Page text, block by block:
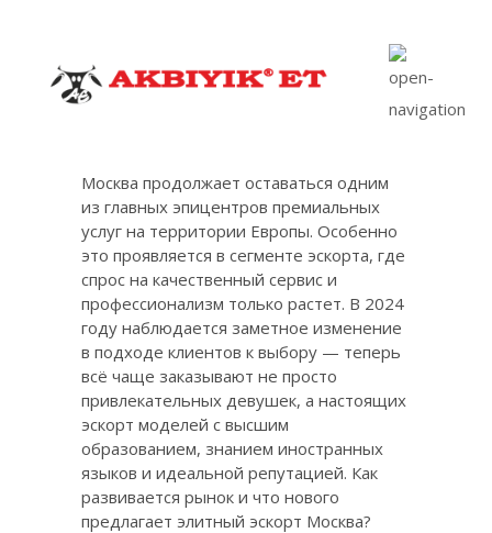
Москва продолжает оставаться одним
из главных эпицентров премиальных
услуг на территории Европы. Особенно
это проявляется в сегменте эскорта, где
спрос на качественный сервис и
профессионализм только растет. В 2024
году наблюдается заметное изменение
в подходе клиентов к выбору — теперь
всё чаще заказывают не просто
привлекательных девушек, а настоящих
эскорт моделей с высшим
образованием, знанием иностранных
языков и идеальной репутацией. Как
развивается рынок и что нового
предлагает элитный эскорт Москва?